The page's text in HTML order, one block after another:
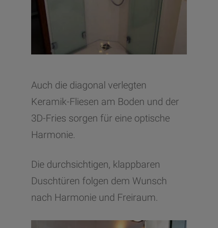
Auch die diagonal verlegten
Keramik-Fliesen am Boden und der
3D-Fries sorgen für eine optische
Harmonie.
Die durchsichtigen, klappbaren
Duschtüren folgen dem Wunsch
nach Harmonie und Freiraum.